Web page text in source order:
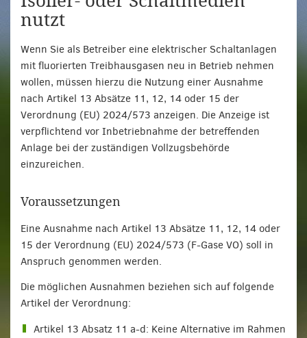
nutzt
Wenn Sie als Betreiber eine elektrischer Schaltanlagen
mit fluorierten Treibhausgasen neu in Betrieb nehmen
wollen, müssen hierzu die Nutzung einer Ausnahme
nach Artikel 13 Absätze 11, 12, 14 oder 15 der
Verordnung (EU) 2024/573 anzeigen. Die Anzeige ist
verpflichtend vor Inbetriebnahme der betreffenden
Anlage bei der zuständigen Vollzugsbehörde
einzureichen.
Voraussetzungen
Eine Ausnahme nach Artikel 13 Absätze 11, 12, 14 oder
15 der Verordnung (EU) 2024/573 (F-Gase VO) soll in
Anspruch genommen werden.
Die möglichen Ausnahmen beziehen sich auf folgende
Artikel der Verordnung:
Artikel 13 Absatz 11 a-d: Keine Alternative im Rahmen